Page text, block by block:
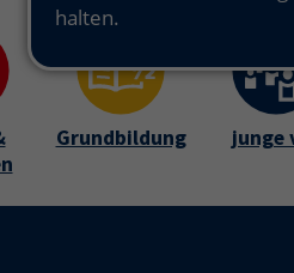
Grundbildung junge